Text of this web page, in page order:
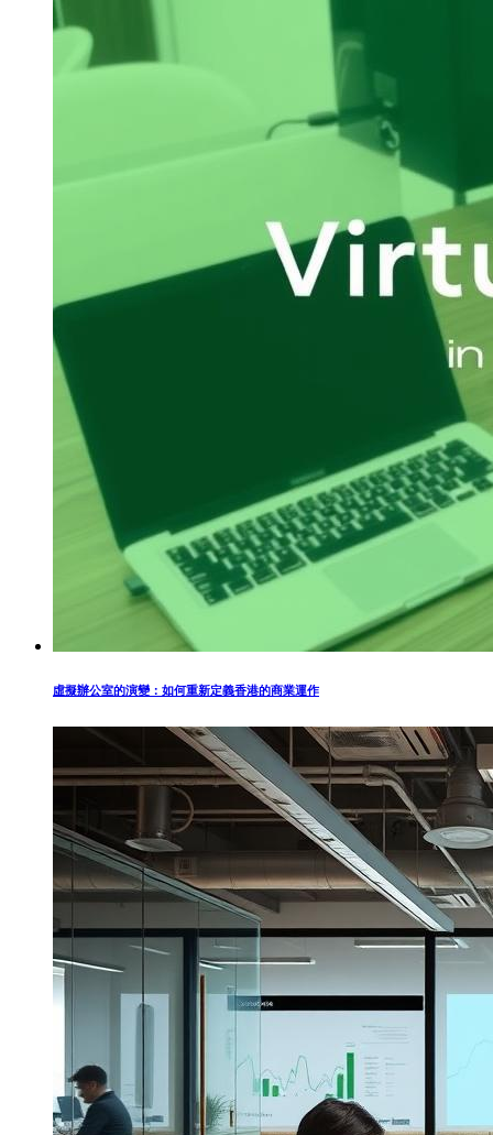
虛擬辦公室的演變：如何重新定義香港的商業運作